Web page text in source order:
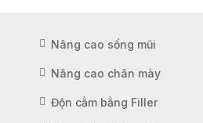
Nâng cao sống mũi
Nâng cao chân mày
Độn cằm bằng Filler